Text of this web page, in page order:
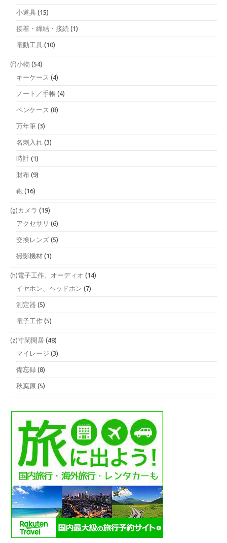
小道具 (15)
接着・締結・接続 (1)
電動工具 (10)
(f)小物 (54)
キーケース (4)
ノート／手帳 (4)
ペンケース (8)
万年筆 (3)
名刺入れ (3)
時計 (1)
財布 (9)
鞄 (16)
(g)カメラ (19)
アクセサリ (6)
交換レンズ (5)
撮影機材 (1)
(h)電子工作、オーディオ (14)
イヤホン、ヘッドホン (7)
測定器 (5)
電子工作 (5)
(z)寸閑閑居 (48)
マイレージ (3)
備忘録 (8)
秋葉原 (5)